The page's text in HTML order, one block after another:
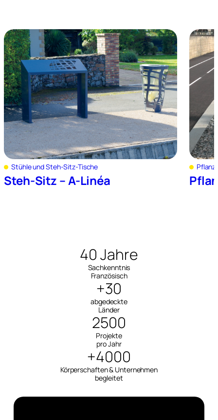
Stühle und Steh-Sitz-Tische
Steh-Sitz – A-Linéa
40 Jahre
Sachkenntnis
Französisch
+30
abgedeckte
Länder
2500
Projekte
pro Jahr
+4000
Körperschaften & Unternehmen
begleitet